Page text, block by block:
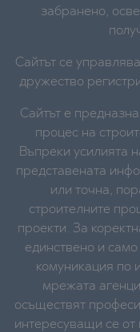
забранено,
Сайтът се
дружество
Сайтът е
процес на
Въпреки усилията
представената
или точна,
строителните
проекти. За
единствено и
комуникация по
мрежата
осъществят
интересуващи се от